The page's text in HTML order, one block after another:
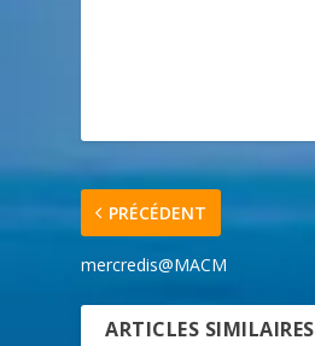
PRÉCÉDENT
mercredis@MACM
ARTICLES SIMILAIRES